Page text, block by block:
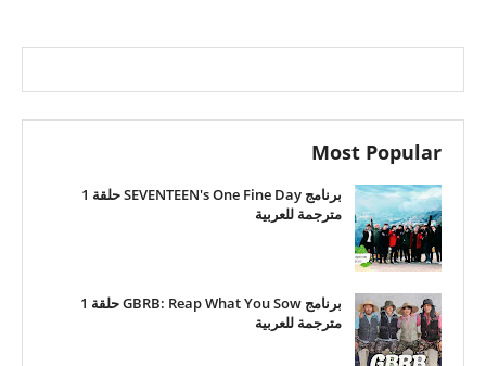
Most Popular
برنامج SEVENTEEN's One Fine Day حلقة 1
مترجمة للعربية
برنامج GBRB: Reap What You Sow حلقة 1
مترجمة للعربية